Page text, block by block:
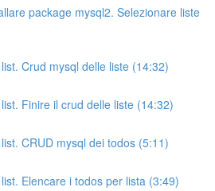
package mysql2. Selezionare liste
Crud mysql delle liste (14:32)
Finire il crud delle liste (14:32)
CRUD mysql dei todos (5:11)
Elencare i todos per lista (3:49)